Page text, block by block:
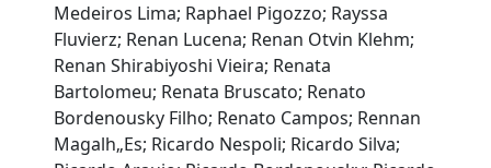
Medeiros Lima; Raphael Pigozzo; Rayssa
Fluvierz; Renan Lucena; Renan Otvin Klehm;
Renan Shirabiyoshi Vieira; Renata
Bartolomeu; Renata Bruscato; Renato
Bordenousky Filho; Renato Campos; Rennan
Magalh„Es; Ricardo Nespoli; Ricardo Silva;